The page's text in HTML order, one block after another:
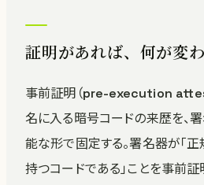
証明があれば、何が変
事前証明（pre-execution
名に入る暗号コードの来歴を、
能な形で固定する。署名器が「
持つコードである」ことを事前